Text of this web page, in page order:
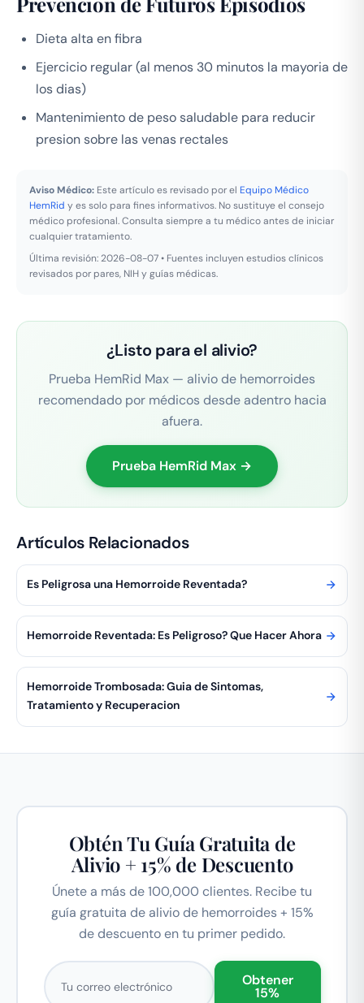
Dieta alta en fibra
Ejercicio regular (al menos 30 minutos la mayoria de
los dias)
Mantenimiento de peso saludable para reducir
presion sobre las venas rectales
Aviso Médico: Este artículo es revisado por el Equipo Médico
HemRid y es solo para fines informativos. No sustituye el consejo
médico profesional. Consulta siempre a tu médico antes de iniciar
cualquier tratamiento.
Última revisión: 2026-08-07 • Fuentes incluyen estudios clínicos
revisados por pares, NIH y guías médicas.
¿Listo para el alivio?
Prueba HemRid Max — alivio de hemorroides
recomendado por médicos desde adentro hacia
afuera.
Prueba HemRid Max →
Artículos Relacionados
Es Peligrosa una Hemorroide Reventada?
Hemorroide Reventada: Es Peligroso? Que Hacer Ahora
Hemorroide Trombosada: Guia de Sintomas,
Tratamiento y Recuperacion
Obtén Tu Guía Gratuita de
Alivio + 15% de Descuento
Únete a más de 100,000 clientes. Recibe tu
guía gratuita de alivio de hemorroides + 15%
de descuento en tu primer pedido.
Correo electrónico
Obtener
15%